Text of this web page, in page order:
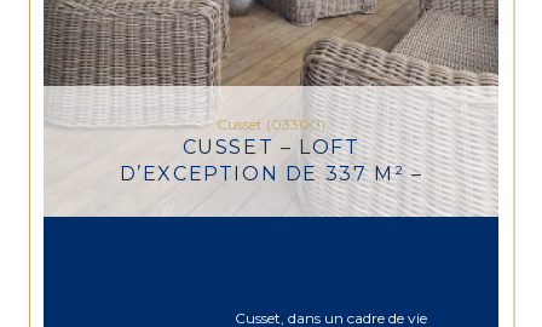
Cusset (03300)
CUSSET – LOFT
D’EXCEPTION DE 337 M² –